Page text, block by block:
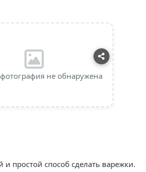
не обнаружена
простой способ сделать варежки.